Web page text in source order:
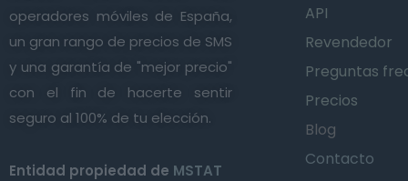
operadores móviles de España,
un gran rango de precios de SMS
y una garantía de "mejor precio"
con el fin de hacerte sentir
seguro al 100% de tu elección.
Entidad propiedad de MSTAT
API
Revendedor
Preguntas
Precios
Blog
Contacto